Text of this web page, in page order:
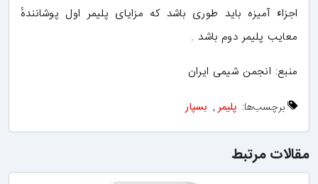
اجزاﺀ آمیزه باید طوری باشد که مزایای پلیمر اول پوشانندهٔ
معایب پلیمر دوم باشد .
منبع: انجمن شیمی ایران
برچسب‌ها: پلیمر , بسپار
مقالات مرتبط